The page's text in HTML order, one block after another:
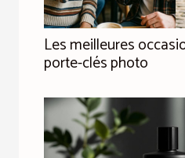
Les meilleures
porte-clés photo